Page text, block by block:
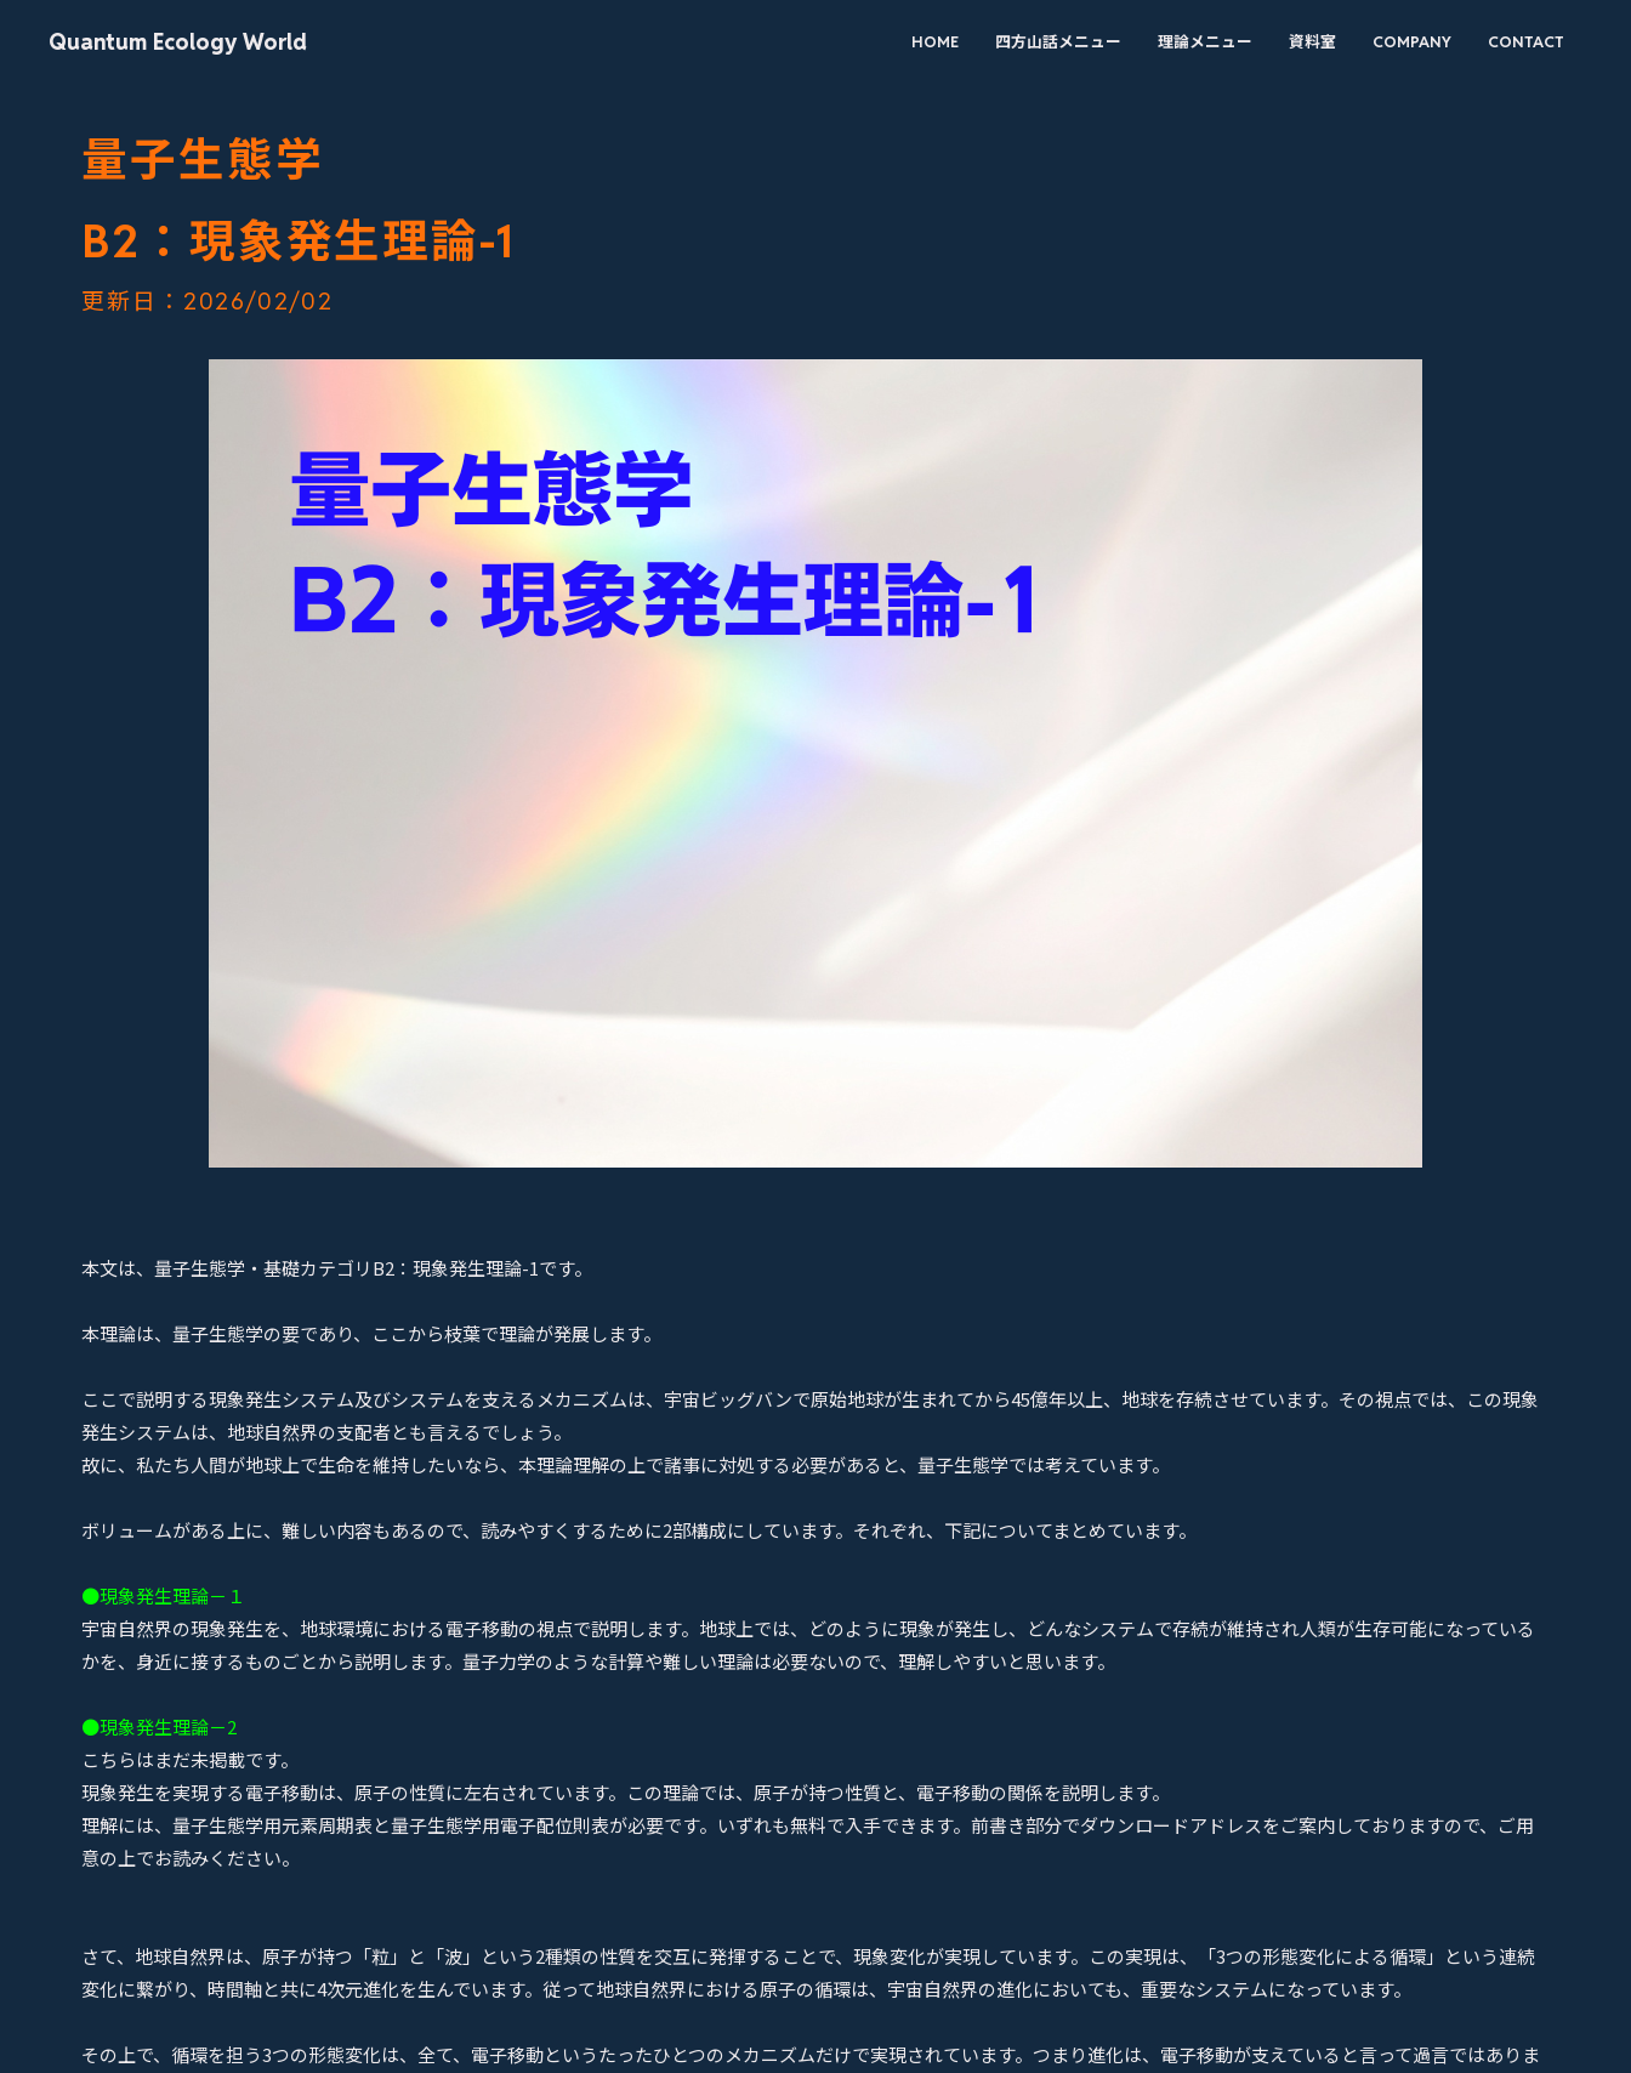
Quantum Ecology World HOME 四方山話メニュー 理論メニュー 資料室 COMPANY CONTACT
量子生態学
B2：現象発生理論-1
更新日：2026/02/02
本文は、量子生態学・基礎カテゴリB2：現象発生理論-1です。
本理論は、量子生態学の要であり、ここから枝葉で理論が発展します。
ここで説明する現象発生システム及びシステムを支えるメカニズムは、宇宙ビッグバンで原始地球が生まれてから45億年以上、地球を存続させています。その視点では、この現象
発生システムは、地球自然界の支配者とも言えるでしょう。
故に、私たち人間が地球上で生命を維持したいなら、本理論理解の上で諸事に対処する必要があると、量子生態学では考えています。
ボリュームがある上に、難しい内容もあるので、読みやすくするために2部構成にしています。それぞれ、下記についてまとめています。
●現象発生理論－１
宇宙自然界の現象発生を、地球環境における電子移動の視点で説明します。地球上では、どのように現象が発生し、どんなシステムで存続が維持され人類が生存可能になっている
かを、身近に接するものごとから説明します。量子力学のような計算や難しい理論は必要ないので、理解しやすいと思います。
●現象発生理論－2
こちらはまだ未掲載です。
現象発生を実現する電子移動は、原子の性質に左右されています。この理論では、原子が持つ性質と、電子移動の関係を説明します。
理解には、量子生態学用元素周期表と量子生態学用電子配位則表が必要です。いずれも無料で入手できます。前書き部分でダウンロードアドレスをご案内しておりますので、ご用
意の上でお読みください。
さて、地球自然界は、原子が持つ「粒」と「波」という2種類の性質を交互に発揮することで、現象変化が実現しています。この実現は、「3つの形態変化による循環」という連続
変化に繋がり、時間軸と共に4次元進化を生んでいます。従って地球自然界における原子の循環は、宇宙自然界の進化においても、重要なシステムになっています。
その上で、循環を担う3つの形態変化は、全て、電子移動というたったひとつのメカニズムだけで実現されています。つまり進化は、電子移動が支えていると言って過言ではありま